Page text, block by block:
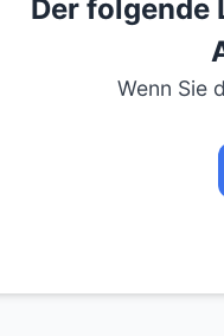
Der folgende
Wenn Sie